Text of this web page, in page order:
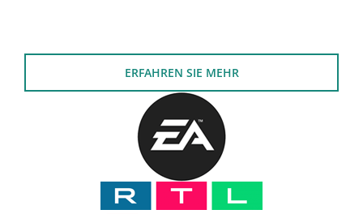
ERFAHREN SIE MEHR